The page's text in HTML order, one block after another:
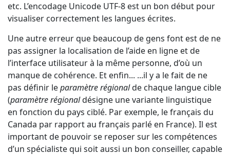
etc. L’encodage Unicode UTF-8 est un bon début pour
visualiser correctement les langues écrites.
Une autre erreur que beaucoup de gens font est de ne
pas assigner la localisation de l’aide en ligne et de
l’interface utilisateur à la même personne, d’où un
manque de cohérence. Et enfin... ...il y a le fait de ne
pas définir leparamètre régionalde chaque langue cible
(paramètre régionaldésigne une variante linguistique
en fonction du pays ciblé. Par exemple, le français du
Canada par rapport au français parlé en France). Il est
important de pouvoir se reposer sur les compétences
d’un spécialiste qui soit aussi un bon conseiller, capable